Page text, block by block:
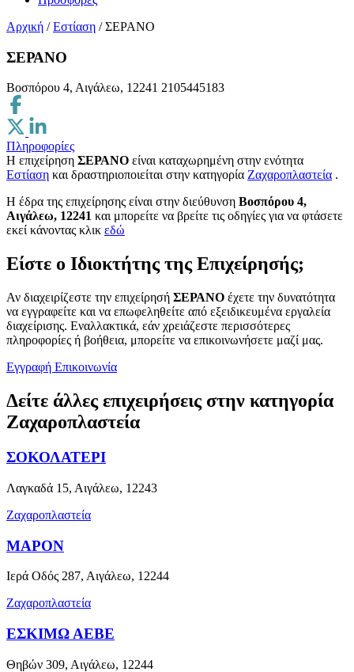
Αρχική / Εστίαση / ΣΕΡΑΝΟ
ΣΕΡΑΝΟ
Βοσπόρου 4, Αιγάλεω, 12241 2105445183
Πληροφορίες
Η επιχείρηση ΣΕΡΑΝΟ είναι καταχωρημένη στην ενότητα
Εστίαση και δραστηριοποιείται στην κατηγορία Ζαχαροπλαστεία .
H έδρα της επιχείρησης είναι στην διεύθυνση Βοσπόρου 4,
Αιγάλεω, 12241 και μπορείτε να βρείτε τις οδηγίες για να φτάσετε
εκεί κάνοντας κλικ εδώ
Είστε ο Ιδιοκτήτης της Επιχείρησής;
Αν διαχειρίζεστε την επιχείρησή ΣΕΡΑΝΟ έχετε την δυνατότητα
να εγγραφείτε και να επωφεληθείτε από εξειδικευμένα εργαλεία
διαχείρισης. Εναλλακτικά, εάν χρειάζεστε περισσότερες
πληροφορίες ή βοήθεια, μπορείτε να επικοινωνήσετε μαζί μας.
Εγγραφή Επικοινωνία
Δείτε άλλες επιχειρήσεις στην κατηγορία
Ζαχαροπλαστεία
ΣΟΚΟΛΑΤΕΡΙ
Λαγκαδά 15, Αιγάλεω, 12243
Ζαχαροπλαστεία
ΜΑΡΟΝ
Ιερά Οδός 287, Αιγάλεω, 12244
Ζαχαροπλαστεία
ΕΣΚΙΜΩ ΑΕΒΕ
Θηβών 309, Αιγάλεω, 12244